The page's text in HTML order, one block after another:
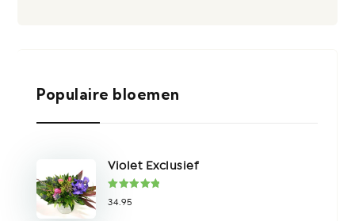
Populaire bloemen
Violet Exclusief
Gewaardeer
d5.00
34.95